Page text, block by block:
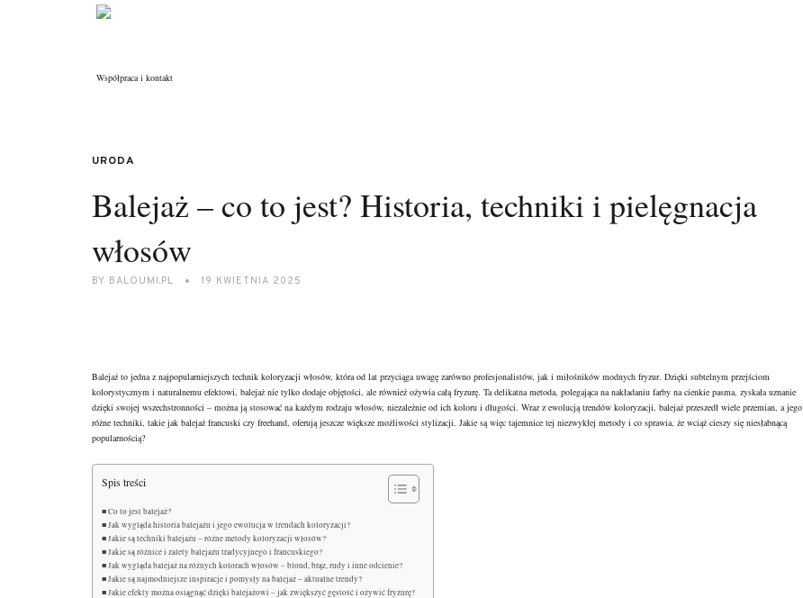
Współpraca i kontakt
URODA
Balejaż – co to jest? Historia, techniki i pielęgnacja
włosów
BY BALOUMI.PL 19 KWIETNIA 2025
Balejaż to jedna z najpopularniejszych technik koloryzacji włosów, która od lat przyciąga uwagę zarówno profesjonalistów, jak i miłośników modnych fryzur. Dzięki subtelnym przejściom
kolorystycznym i naturalnemu efektowi, balejaż nie tylko dodaje objętości, ale również ożywia całą fryzurę. Ta delikatna metoda, polegająca na nakładaniu farby na cienkie pasma, zyskała uznanie
dzięki swojej wszechstronności – można ją stosować na każdym rodzaju włosów, niezależnie od ich koloru i długości. Wraz z ewolucją trendów koloryzacji, balejaż przeszedł wiele przemian, a jego
różne techniki, takie jak balejaż francuski czy freehand, oferują jeszcze większe możliwości stylizacji. Jakie są więc tajemnice tej niezwykłej metody i co sprawia, że wciąż cieszy się niesłabnącą
popularnością?
Spis treści
Co to jest balejaż?
Jak wygląda historia balejażu i jego ewolucja w trendach koloryzacji?
Jakie są techniki balejażu – różne metody koloryzacji włosów?
Jakie są różnice i zalety balejażu tradycyjnego i francuskiego?
Jak wygląda balejaż na różnych kolorach włosów – blond, brąz, rudy i inne odcienie?
Jakie są najmodniejsze inspiracje i pomysły na balejaż – aktualne trendy?
Jakie efekty można osiągnąć dzięki balejażowi – jak zwiększyć gęstość i ożywić fryzurę?